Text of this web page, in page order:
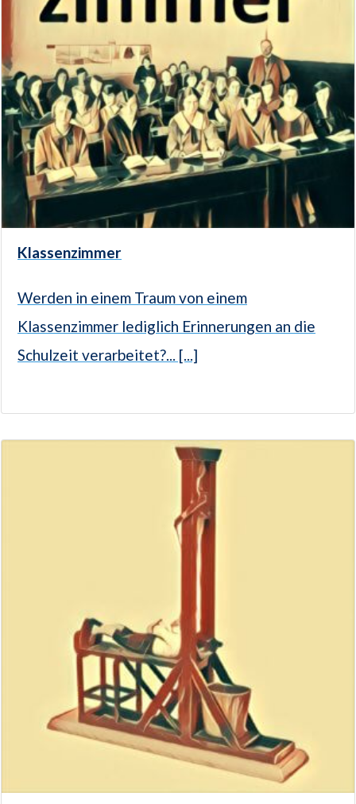
Klassenzimmer
Werden in einem Traum von einem
Klassenzimmer lediglich Erinnerungen an die
Schulzeit verarbeitet?... [...]